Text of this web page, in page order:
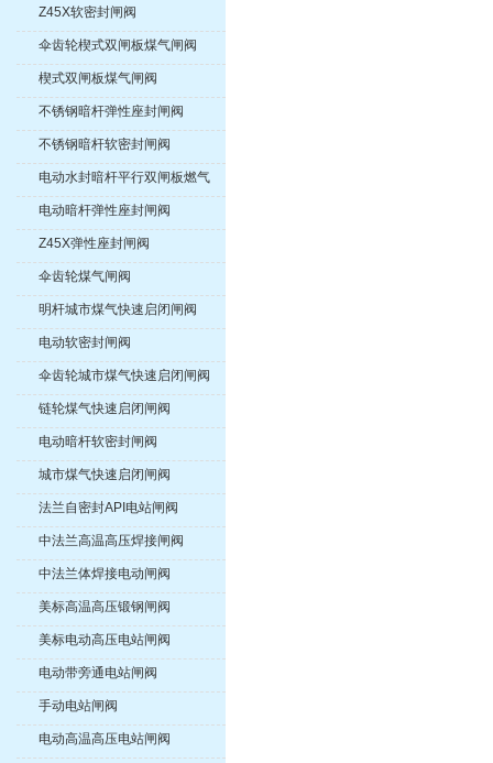
Z45X软密封闸阀
伞齿轮楔式双闸板煤气闸阀
楔式双闸板煤气闸阀
不锈钢暗杆弹性座封闸阀
不锈钢暗杆软密封闸阀
电动水封暗杆平行双闸板燃气
紧急切断阀
电动暗杆弹性座封闸阀
Z45X弹性座封闸阀
伞齿轮煤气闸阀
明杆城市煤气快速启闭闸阀
电动软密封闸阀
伞齿轮城市煤气快速启闭闸阀
链轮煤气快速启闭闸阀
电动暗杆软密封闸阀
城市煤气快速启闭闸阀
法兰自密封API电站闸阀
中法兰高温高压焊接闸阀
中法兰体焊接电动闸阀
美标高温高压锻钢闸阀
美标电动高压电站闸阀
电动带旁通电站闸阀
手动电站闸阀
电动高温高压电站闸阀